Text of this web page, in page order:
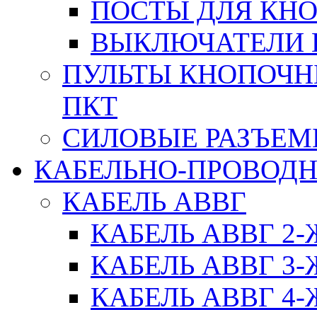
ПОСТЫ ДЛЯ
ВЫКЛЮЧАТЕЛИ
ПУЛЬТЫ
ПКТ
СИЛОВЫЕ
КАБЕЛЬНО-
КАБЕЛЬ АВВГ
КАБЕЛЬ АВВГ
КАБЕЛЬ АВВГ
КАБЕЛЬ АВВГ